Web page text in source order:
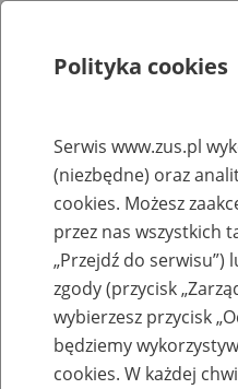
Rejestry, ewidencje i archiwa
Baza
Nazwa zakładu pracy:
Polityka cookies
Serwis www.zus.pl
(niezbędne) oraz
cookies. Możesz
przez nas wszystkich
„Przejdź do
zgody (przycisk
wybierzesz przycisk
będziemy
cookies. W każdej